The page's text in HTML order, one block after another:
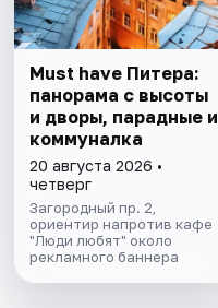
Must have Питера:
панорама с высоты
и дворы, парадные и
коммуналка
20 августа 2026 •
четверг
Загородный пр. 2,
ориентир напротив кафе
"Люди любят" около
рекламного баннера